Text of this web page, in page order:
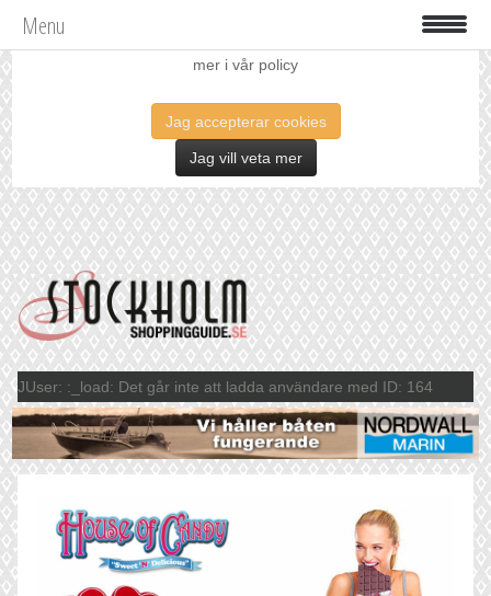
Vi använder oss av cookies för att förbättra din upplevelse. Läs
mer i vår policy
Jag accepterar cookies
Jag vill veta mer
Menu
JUser: :_load: Det går inte att ladda användare med ID: 164